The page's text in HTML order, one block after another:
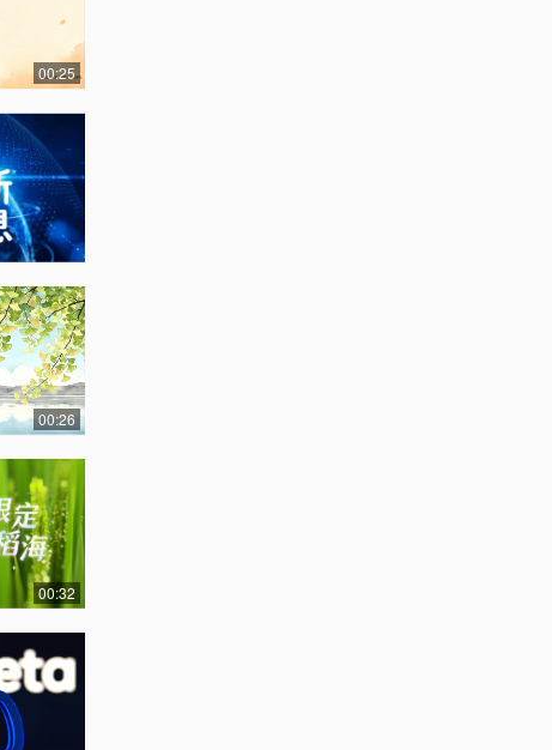
00:25
00:26
00:32